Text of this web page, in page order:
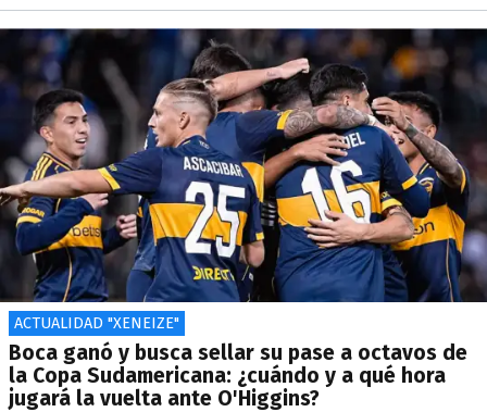
ACTUALIDAD "XENEIZE"
Boca ganó y busca sellar su pase a octavos de
la Copa Sudamericana: ¿cuándo y a qué hora
jugará la vuelta ante O'Higgins?